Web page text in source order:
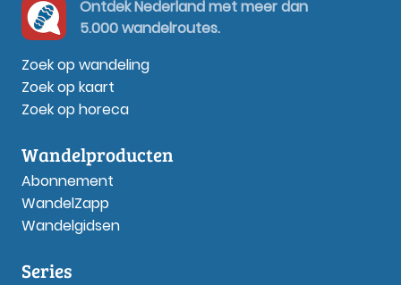
Ontdek Nederland met meer dan
5.000 wandelroutes.
Zoek op wandeling
Zoek op kaart
Zoek op horeca
Wandelproducten
Abonnement
WandelZapp
Wandelgidsen
Series